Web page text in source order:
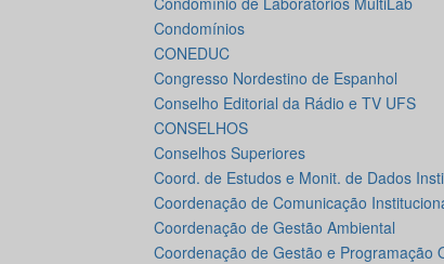
Condomínios
CONEDUC
Congresso Nordestino de Espanhol
Conselho Editorial da Rádio e TV UFS
CONSELHOS
Conselhos Superiores
Coord. de Estudos e Monit. de Dados
Coordenação de Comunicação
Coordenação de Gestão Ambiental
Coordenação de Gestão e Programação